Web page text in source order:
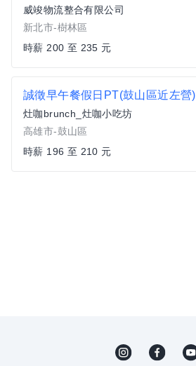
威竣物流整合有限公司
新北市-樹林區
時薪 200 至 235 元
誠徵早午餐假日PT(鼓山區近左營)
灶咖brunch_灶咖小吃坊
高雄市-鼓山區
時薪 196 至 210 元